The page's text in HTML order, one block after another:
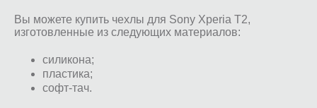
Вы можете купить чехлы для Sony Xperia T2,
изготовленные из следующих материалов:
силикона;
пластика;
софт-тач.